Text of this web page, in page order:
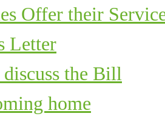
Offer their
Letter
the Bill
home